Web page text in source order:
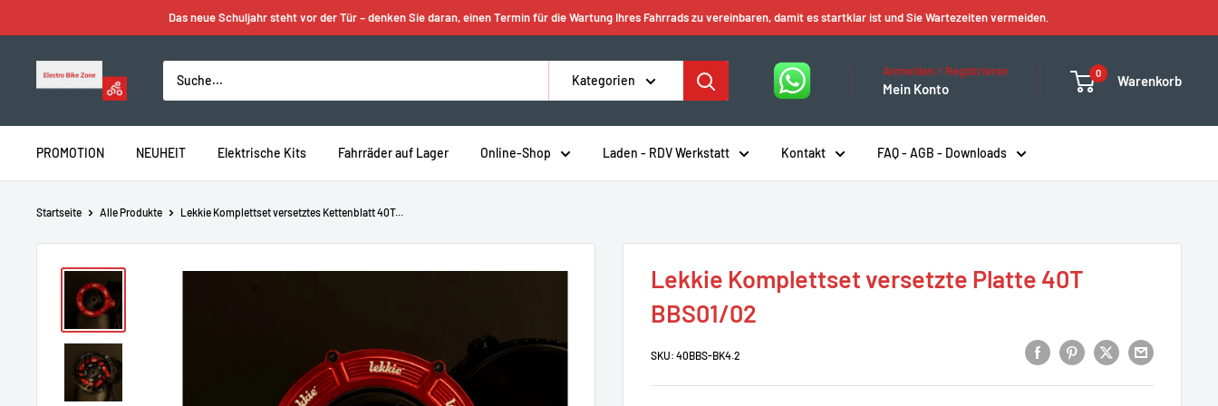
Inhalt
springen
Das neue Schuljahr steht vor der Tür – denken Sie daran, einen Termin für die Wartung Ihres Fahrrads zu vereinbaren, damit es startklar ist und Sie Wartezeiten vermeiden.
Electro
Kategorien
Anmelden / Registrieren
Mein Konto
0 Warenkorb
PROMOTION NEUHEIT Elektrische Kits Fahrräder auf Lager Online-Shop Laden - RDV Werkstatt Kontakt FAQ - AGB - Downloads
Startseite Alle Produkte Lekkie Komplettset versetztes Kettenblatt 40T...
Lekkie Komplettset versetzte Platte 40T
BBS01/02
SKU: 40BBS-BK4.2